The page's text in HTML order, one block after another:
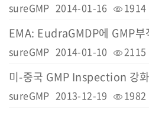
sureGMP 2014-01-16 1914
EMA: EudraGMDP에 GMP부
sureGMP 2014-01-10 2115
미-중국 GMP Inspection 강
sureGMP 2013-12-19 1982